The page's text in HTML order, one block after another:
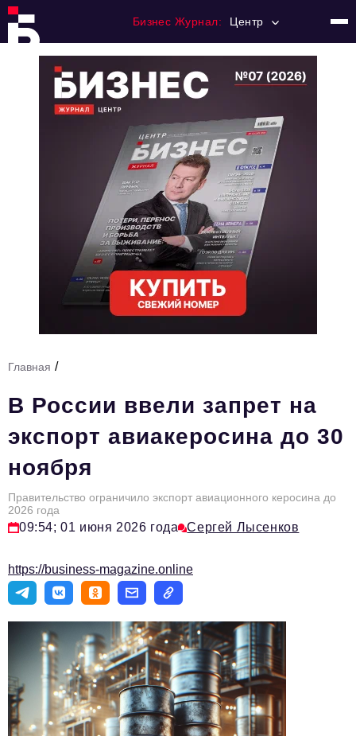
Бизнес Журнал: Центр
Регулирование
Премия "Тульский Бизнес"
История тульского предпринимательства
Тема номера
HR
Персона номера
Инфраструктура развития
Технологии и тренды
Импортозамещение
Мероприятия
Авторские материалы
Видео
Телефон редакции:+7 495 727-01-67
Главная /
В России ввели запрет на
экспорт авиакеросина до 30
ноября
Правительство ограничило экспорт авиационного керосина до
2026 года
09:54; 01 июня 2026 года Сергей Лысенков
https://business-magazine.online